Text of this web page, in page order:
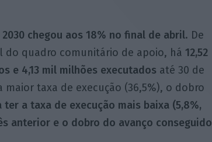
chegou aos 18% no final de abril. De
quadro comunitário de apoio, há 12,52
e 4,13 mil milhões executados até 30 de
maior taxa de execução (36,5%), o dobro
ter a taxa de execução mais baixa (5,8%,
anterior e o dobro do avanço conseguido